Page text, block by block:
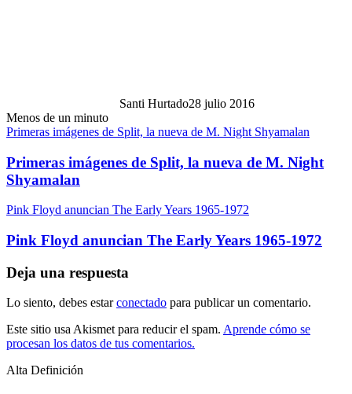
Santi Hurtado28 julio 2016
Menos de un minuto
Primeras imágenes de Split, la nueva de M. Night Shyamalan
Primeras imágenes de Split, la nueva de M. Night
Shyamalan
Pink Floyd anuncian The Early Years 1965-1972
Pink Floyd anuncian The Early Years 1965-1972
Deja una respuesta
Lo siento, debes estarconectado para publicar un comentario.
Este sitio usa Akismet para reducir el spam. Aprende cómo se
procesan los datos de tus comentarios.
Alta Definición